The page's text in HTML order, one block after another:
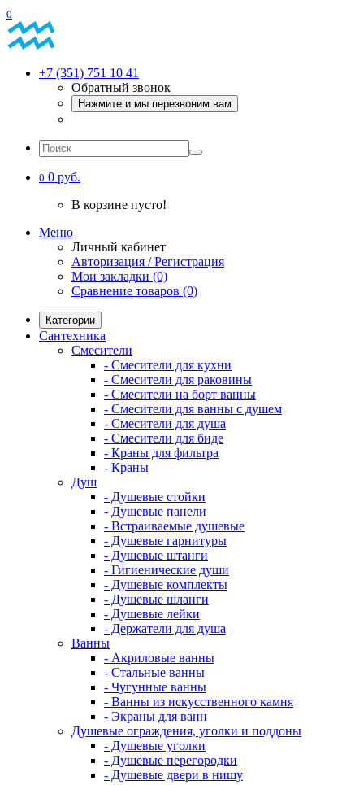
0
+7 (351) 751 10 41
Обратный звонок
Нажмите и мы перезвоним вам
0 0 руб.
В корзине пусто!
Меню
Личный кабинет
Авторизация / Регистрация
Мои закладки (0)
Сравнение товаров (0)
Категории
Сантехника
Смесители
- Смесители для кухни
- Смесители для раковины
- Смесители на борт ванны
- Смесители для ванны с душем
- Смесители для душа
- Смесители для биде
- Краны для фильтра
- Краны
Душ
- Душевые стойки
- Душевые панели
- Встраиваемые душевые
- Душевые гарнитуры
- Душевые штанги
- Гигиенические души
- Душевые комплекты
- Душевые шланги
- Душевые лейки
- Держатели для душа
Ванны
- Акриловые ванны
- Стальные ванны
- Чугунные ванны
- Ванны из искусственного камня
- Экраны для ванн
Душевые ограждения, уголки и поддоны
- Душевые уголки
- Душевые перегородки
- Душевые двери в нишу